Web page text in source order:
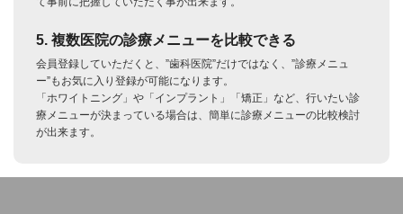
5. 複数医院の診療メニューを比較できる
会員登録していただくと、”歯科医院”だけではなく、”診療メニュ
ー”もお気に入り登録が可能になります。
「ホワイトニング」や「インプラント」「矯正」など、行いたい診
療メニューが決まっている場合は、簡単に診療メニューの比較検討
が出来ます。